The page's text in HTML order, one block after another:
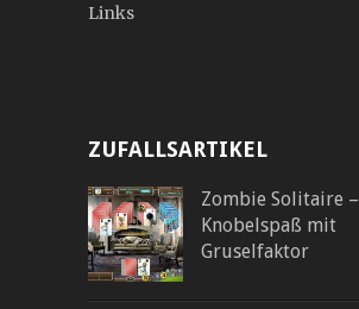
Links
ZUFALLSARTIKEL
Zombie Solitaire –
Knobelspaß mit
Gruselfaktor